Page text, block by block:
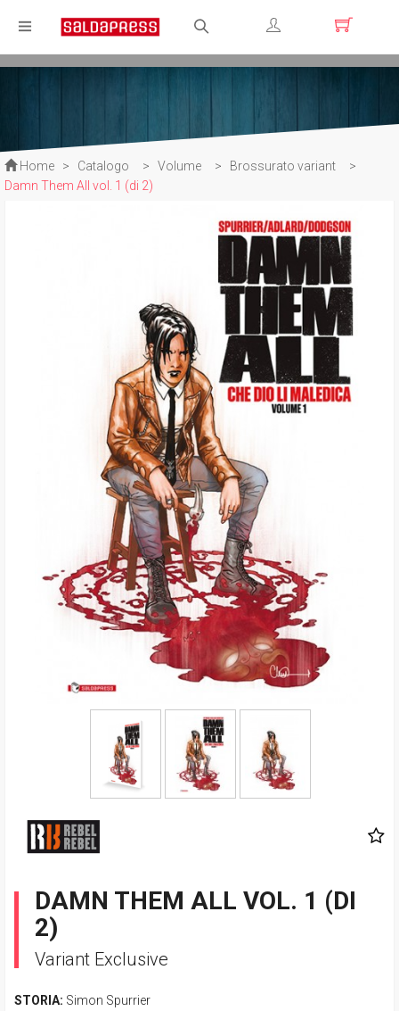
Registrati
Home > Catalogo > Volume > Brossurato variant
>
Damn Them All vol. 1 (di 2)
DAMN THEM ALL VOL. 1 (DI
2)
Variant Exclusive
STORIA: Simon Spurrier